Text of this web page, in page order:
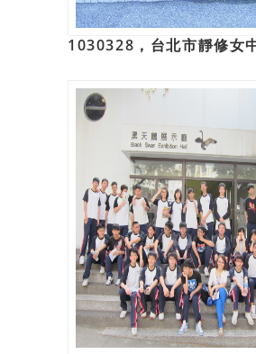
1030328，台北市靜修女